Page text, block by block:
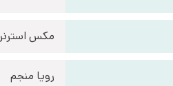
مکس استرنر
رویا منجم